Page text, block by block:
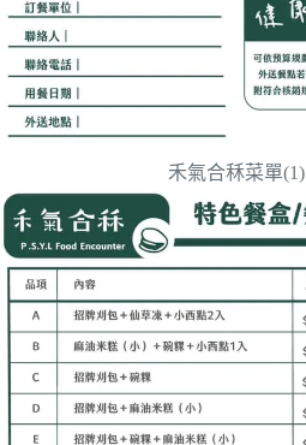
禾氣合秝菜單(1)